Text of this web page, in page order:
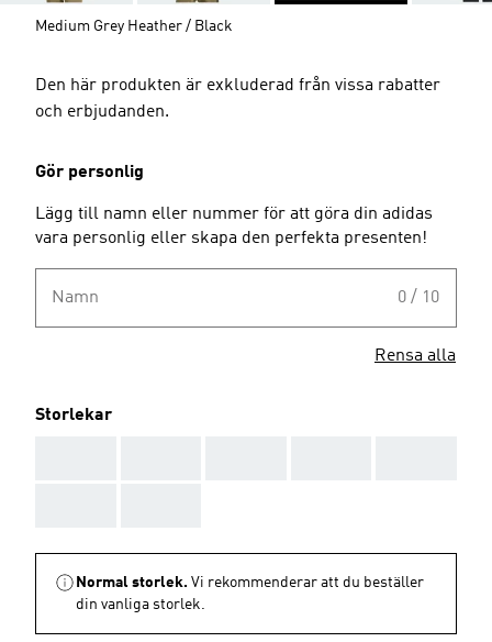
Medium Grey Heather / Black
Den här produkten är exkluderad från vissa rabatter
och erbjudanden.
Gör personlig
Lägg till namn eller nummer för att göra din adidas
vara personlig eller skapa den perfekta presenten!
Namn 0 / 10
Rensa alla
Storlekar
Normal storlek. Vi rekommenderar att du beställer
din vanliga storlek.